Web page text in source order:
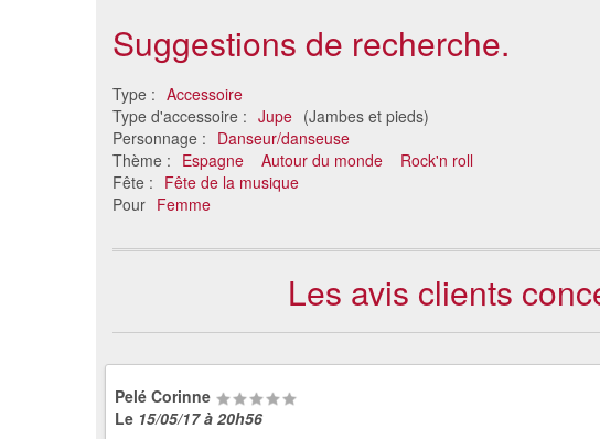
Suggestions de recherche.
Type : Accessoire
Type d'accessoire : Jupe (Jambes et pieds)
Personnage : Danseur/danseuse
Thème : Espagne Autour du monde
Rock'n roll
Fête : Fête de la musique
Pour Femme
Petite jupe rose fluo à volants
13 €
Jupe Alice et noeud
Les avis clients
Pelé Corinne
Le 15/05/17 à 20h56